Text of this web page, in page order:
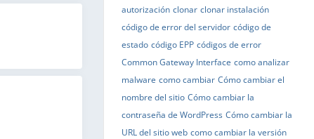
autorización clonar clonar instalación
código de error del servidor código de
estado código EPP códigos de error
Common Gateway Interface como analizar
malware como cambiar Cómo cambiar el
nombre del sitio Cómo cambiar la
contraseña de WordPress Cómo cambiar la
URL del sitio web como cambiar la versión